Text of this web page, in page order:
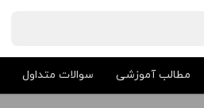
مطالب آموزشی سوالات متداول